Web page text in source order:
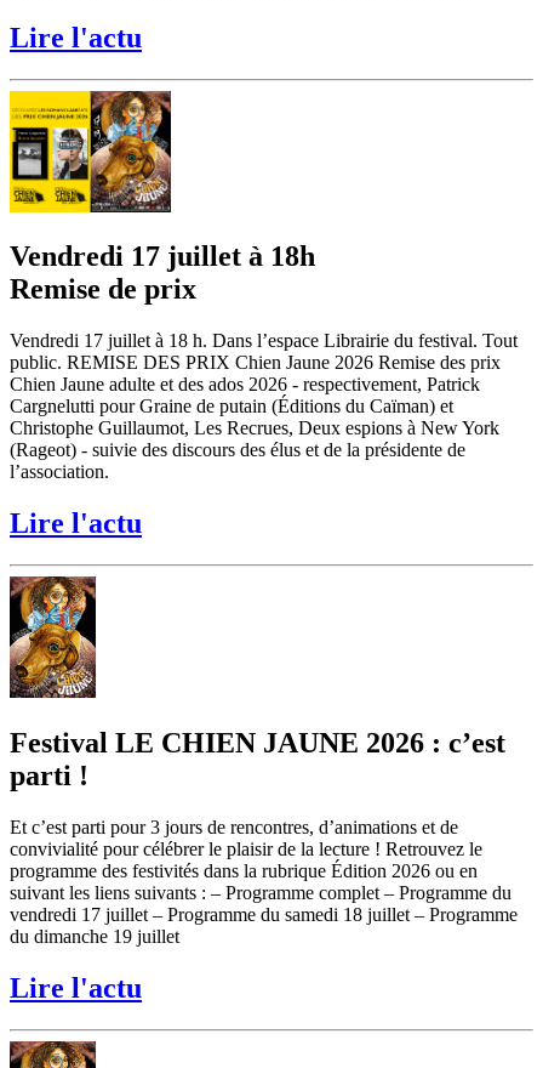
Lire l'actu
Vendredi 17 juillet à 18h
Remise de prix
Vendredi 17 juillet à 18 h. Dans l’espace Librairie du festival. Tout
public. REMISE DES PRIX Chien Jaune 2026 Remise des prix
Chien Jaune adulte et des ados 2026 - respectivement, Patrick
Cargnelutti pour Graine de putain (Éditions du Caïman) et
Christophe Guillaumot, Les Recrues, Deux espions à New York
(Rageot) - suivie des discours des élus et de la présidente de
l’association.
Lire l'actu
Festival LE CHIEN JAUNE 2026 : c’est
parti !
Et c’est parti pour 3 jours de rencontres, d’animations et de
convivialité pour célébrer le plaisir de la lecture ! Retrouvez le
programme des festivités dans la rubrique Édition 2026 ou en
suivant les liens suivants : – Programme complet – Programme du
vendredi 17 juillet – Programme du samedi 18 juillet – Programme
du dimanche 19 juillet
Lire l'actu